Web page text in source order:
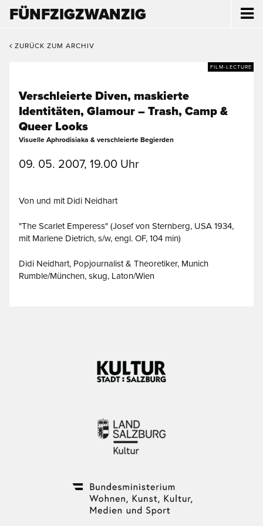
FÜNFZIGZWANZIG
ZURÜCK ZUM ARCHIV
FILM-LECTURE
Verschleierte Diven, maskierte
Identitäten, Glamour – Trash, Camp &
Queer Looks
Visuelle Aphrodisiaka & verschleierte Begierden
09. 05. 2007, 19.00 Uhr
Von und mit Didi Neidhart
"The Scarlet Emperess" (Josef von Sternberg, USA 1934,
mit Marlene Dietrich, s/w, engl. OF, 104 min)
Didi Neidhart, Popjournalist & Theoretiker, Munich
Rumble/München, skug, Laton/Wien